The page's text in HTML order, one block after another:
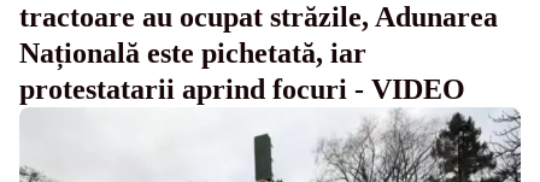
tractoare au ocupat străzile, Adunarea
Națională este pichetată, iar
protestatarii aprind focuri - VIDEO